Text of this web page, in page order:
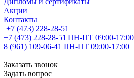
Дипломы и сертификаты
Акции
Контакты
+7 (473) 228-28-51
+7 (473) 228-28-51 ПН-ПТ 09:00-17:00
8 (961) 109-06-41 ПН-ПТ 09:00-17:00
Заказать звонок
Задать вопрос